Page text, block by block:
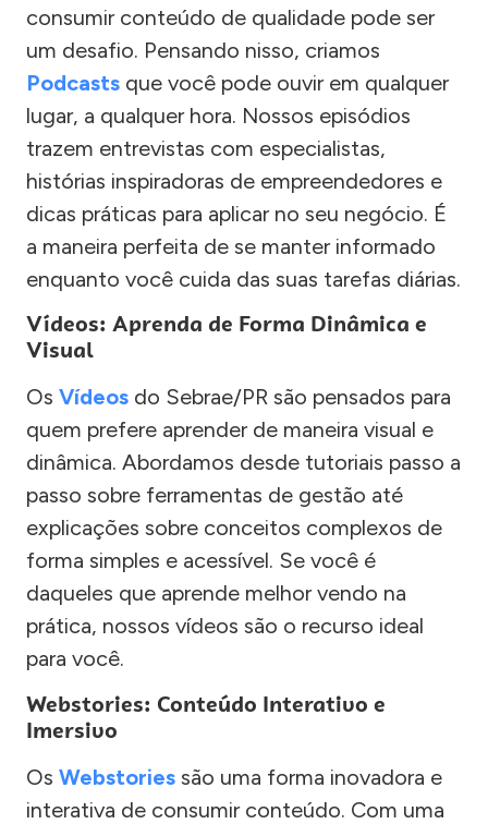
consumir conteúdo de qualidade pode ser
um desafio. Pensando nisso, criamos
Podcasts que você pode ouvir em qualquer
lugar, a qualquer hora. Nossos episódios
trazem entrevistas com especialistas,
histórias inspiradoras de empreendedores e
dicas práticas para aplicar no seu negócio. É
a maneira perfeita de se manter informado
enquanto você cuida das suas tarefas diárias.
Vídeos: Aprenda de Forma Dinâmica e
Visual
Os Vídeos do Sebrae/PR são pensados para
quem prefere aprender de maneira visual e
dinâmica. Abordamos desde tutoriais passo a
passo sobre ferramentas de gestão até
explicações sobre conceitos complexos de
forma simples e acessível. Se você é
daqueles que aprende melhor vendo na
prática, nossos vídeos são o recurso ideal
para você.
Webstories: Conteúdo Interativo e
Imersivo
Os Webstories são uma forma inovadora e
interativa de consumir conteúdo. Com uma